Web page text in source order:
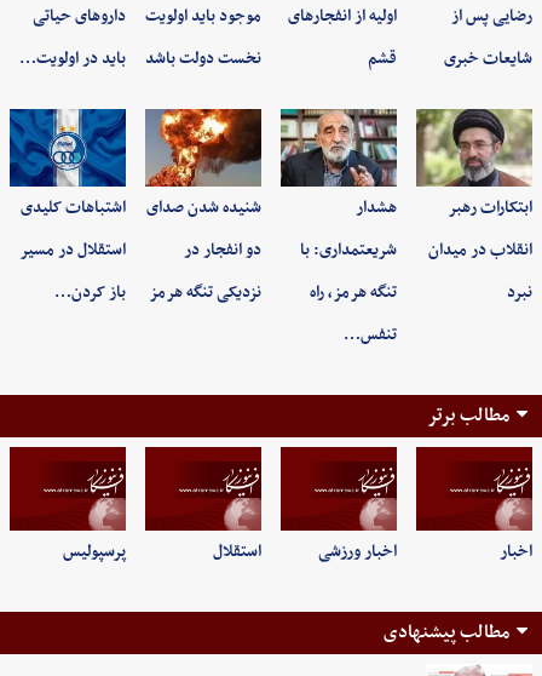
رضایی پس از
شایعات خبری
اولیه از انفجارهای
قشم
موجود باید اولویت
نخست دولت باشد
داروهای حیاتی
باید در اولویت…
ابتکارات رهبر
انقلاب در میدان
نبرد
هشدار
شریعتمداری: با
تنگه هرمز، راه
تنفس…
شنیده شدن صدای
دو انفجار در
نزدیکی تنگه هرمز
اشتباهات کلیدی
استقلال در مسیر
باز کردن…
مطالب برتر
اخبار اخبار ورزشی استقلال پرسپولیس
مطالب پیشنهادی